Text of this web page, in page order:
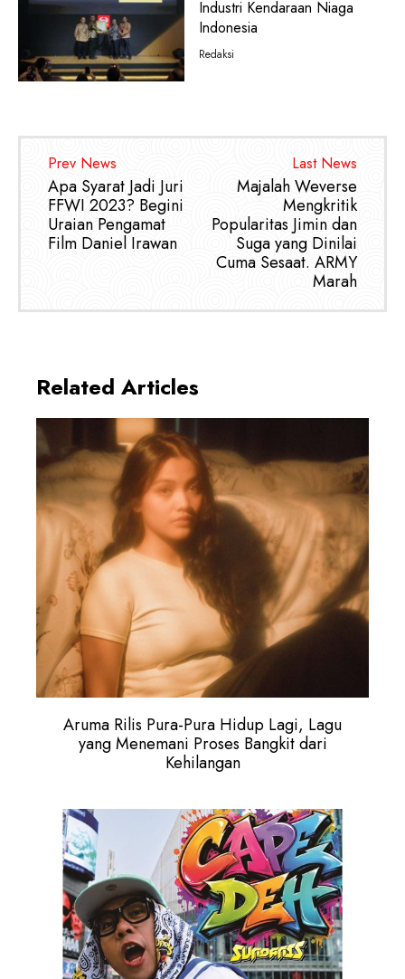
Industri Kendaraan Niaga
Indonesia
Redaksi
Prev News
Apa Syarat Jadi Juri
FFWI 2023? Begini
Uraian Pengamat
Film Daniel Irawan
Last News
Majalah Weverse
Mengkritik
Popularitas Jimin dan
Suga yang Dinilai
Cuma Sesaat. ARMY
Marah
Related Articles
Aruma Rilis Pura-Pura Hidup Lagi, Lagu
yang Menemani Proses Bangkit dari
Kehilangan